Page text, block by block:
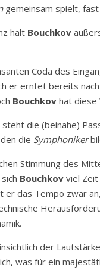
gemeinsam spielt,
hält Bouchkov
Coda des
er erntet bereits
Bouchkov hat diese
die (beinahe)
die Symphoniker
Stimmung des
Bouchkov viel
er das Tempo zwar
der
was für ein